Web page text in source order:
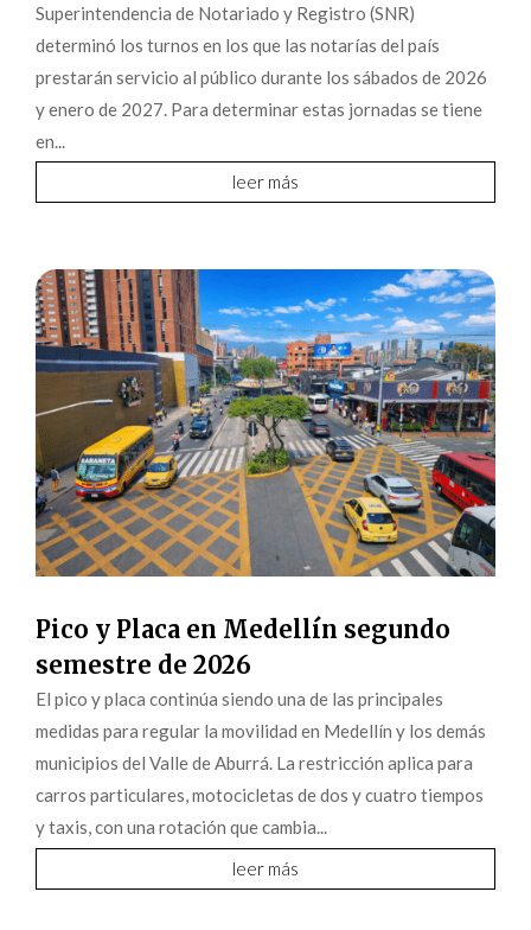
Superintendencia de Notariado y Registro (SNR)
determinó los turnos en los que las notarías del país
prestarán servicio al público durante los sábados de 2026
y enero de 2027. Para determinar estas jornadas se tiene
en...
leer más
Pico y Placa en Medellín segundo
semestre de 2026
El pico y placa continúa siendo una de las principales
medidas para regular la movilidad en Medellín y los demás
municipios del Valle de Aburrá. La restricción aplica para
carros particulares, motocicletas de dos y cuatro tiempos
y taxis, con una rotación que cambia...
leer más